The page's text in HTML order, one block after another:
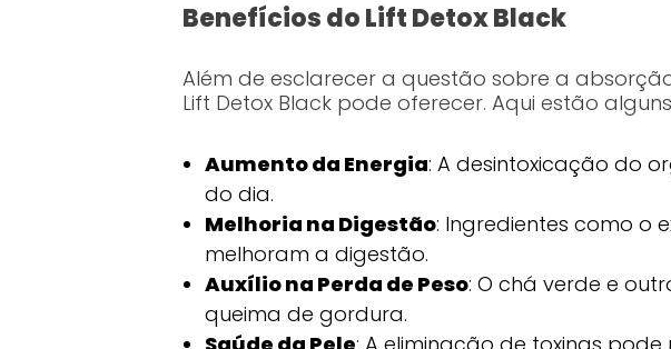
Benefícios do Lift Detox Black
Além de esclarecer a questão sobre a
Lift Detox Black pode oferecer. Aqui estão
Aumento da Energia: A desintoxicação do
do dia.
Melhoria na Digestão: Ingredientes como o
melhoram a digestão.
Auxílio na Perda de Peso: O chá verde e
queima de gordura.